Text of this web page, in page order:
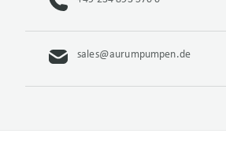
sales@aurumpumpen.de